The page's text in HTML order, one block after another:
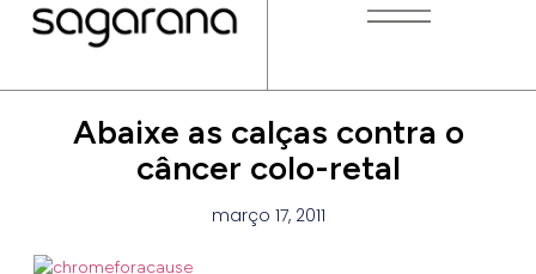
Abaixe as calças contra o
câncer colo-retal
março 17, 2011